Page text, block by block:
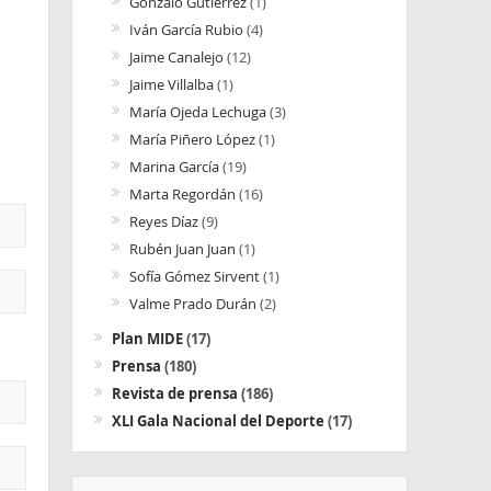
Iván García Rubio (4)
Jaime Canalejo (12)
Jaime Villalba(1)
María Ojeda Lechuga(3)
María Piñero López(1)
Marina García(19)
Marta Regordán (16)
Reyes Díaz(9)
Rubén Juan Juan (1)
Sofía Gómez Sirvent(1)
Valme Prado Durán (2)
Plan MIDE(17)
Prensa (180)
Revista de prensa (186)
XLI Gala Nacional del Deporte (17)